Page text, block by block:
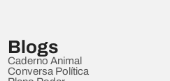
Blogs
Caderno Animal
Conversa Política